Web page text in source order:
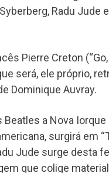
Radu Jude
Pierre Creton (“Go,
será, ele próprio,
Dominique Auvray.
a Nova Iorque
surgirá em
Jude surge desta
que colige